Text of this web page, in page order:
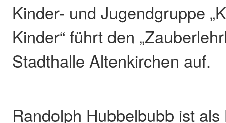
Kinder- und Jugendgruppe
Kinder“ führt den
Stadthalle Altenkirchen auf.
Randolph Hubbelbubb ist